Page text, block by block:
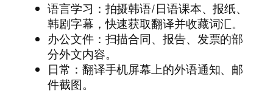
语言学习：拍摄韩语/日语课本、报纸、
韩剧字幕，快速获取翻译并收藏词汇。
办公文件：扫描合同、报告、发票的部
分外文内容。
日常：翻译手机屏幕上的外语通知、邮
件截图。